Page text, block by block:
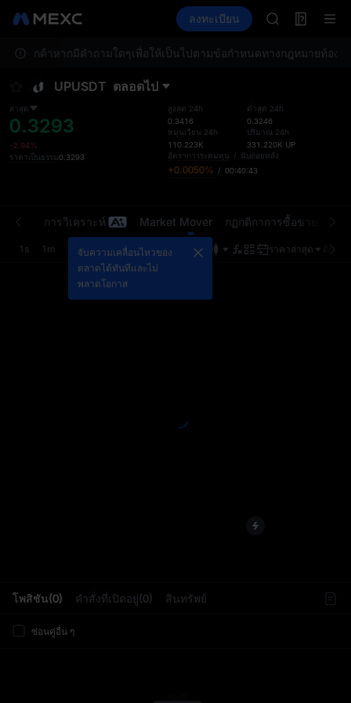
TradFi ข้อมูล กิจกรรม
ลงทะเบียน
HFT
UNITREE
SPCX พุ่งแม้ล็
ACE
HFT
สมัครสมาชิกต
SPCX พุ่งแม้ล็
ารลูกค้าหากมีคำถามใดๆเพื่อให้เป็นไปตามข้อกำหนดทางกฎหมายท้อง
UPUSDT ตลอดไป
ล่าสุด
0.3293
-2.94%
ราคาเป็นธรรม0.3293
สูงสุด 24h
0.3416
หมุนเวียน 24h
110.223K
ต่ำสุด 24h
0.3246
ปริมาณ 24h
331.220K UP
อัตราการระดมทุน / นับถอยหลัง
+0.0050% / 00:40:43
โพสิชัน(0) คำสั่งที่เปิดอยู่(0) สินทรัพย์
ซ่อนคู่อื่น ๆ
การวิเคราะห์ Market Mover กฏกติกาการซื้อขาย
1s 1m 5m 15m 1H 4H ราคาล่าสุด
จับความเคลื่อนไหวของ
ตลาดได้ทันทีและไม่
พลาดโอกาส